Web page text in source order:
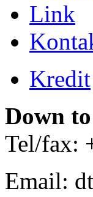
Link
Kredit
Down
Tel/fax:
Email: